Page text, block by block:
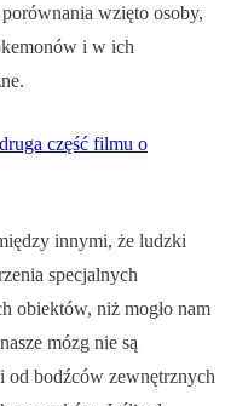
wzięto osoby,
i w ich
część filmu o
innymi, że ludzki
specjalnych
obiektów, niż mogło nam
mózg nie są
od bodźców zewnętrznych